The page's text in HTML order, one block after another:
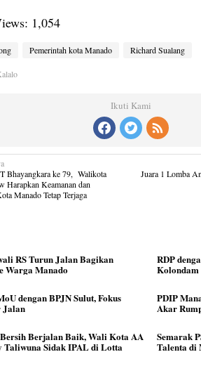
1,054
Pemerintah kota Manado Richard Sualang
Ikuti Kami
Bhayangkara ke 79, Walikota
Harapkan Keamanan dan
Manado Tetap Terjaga
Juara 1 Lomba
RS Turun Jalan Bagikan
Warga Manado
RDP
Kolondam
dengan BPJN Sulut, Fokus
Jalan
PDIP
Akar
Berjalan Baik, Wali Kota AA
Sidak IPAL di Lotta
Semarak
Talenta di